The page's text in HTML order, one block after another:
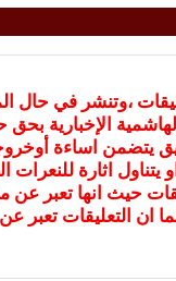
،وتنشر في حال
الإخبارية
يتضمن اساءة
اثارة للنعرات
حيث انها تعبر عن
ان التعليقات